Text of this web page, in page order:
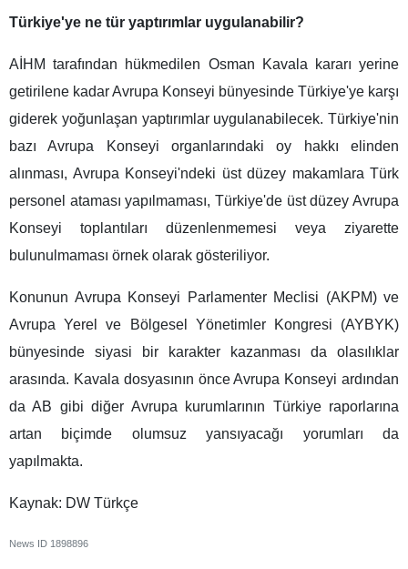
Türkiye'ye ne tür yaptırımlar uygulanabilir?
AİHM tarafından hükmedilen Osman Kavala kararı yerine
getirilene kadar Avrupa Konseyi bünyesinde Türkiye'ye karşı
giderek yoğunlaşan yaptırımlar uygulanabilecek. Türkiye'nin
bazı Avrupa Konseyi organlarındaki oy hakkı elinden
alınması, Avrupa Konseyi'ndeki üst düzey makamlara Türk
personel ataması yapılmaması, Türkiye'de üst düzey Avrupa
Konseyi toplantıları düzenlenmemesi veya ziyarette
bulunulmaması örnek olarak gösteriliyor.
Konunun Avrupa Konseyi Parlamenter Meclisi (AKPM) ve
Avrupa Yerel ve Bölgesel Yönetimler Kongresi (AYBYK)
bünyesinde siyasi bir karakter kazanması da olasılıklar
arasında. Kavala dosyasının önce Avrupa Konseyi ardından
da AB gibi diğer Avrupa kurumlarının Türkiye raporlarına
artan biçimde olumsuz yansıyacağı yorumları da
yapılmakta.
Kaynak: DW Türkçe
News ID 1898896